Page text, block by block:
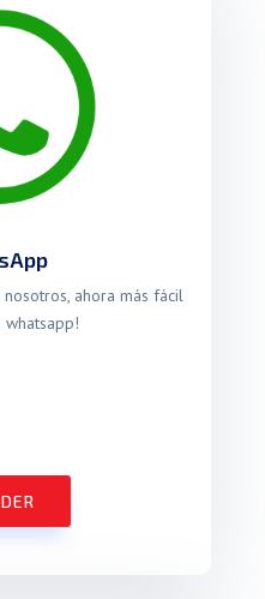
ahora más fácil